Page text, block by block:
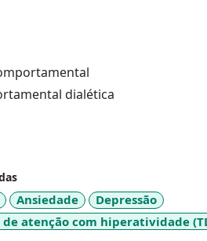
dialética
Ansiedade
Depressão
atenção com hiperatividade